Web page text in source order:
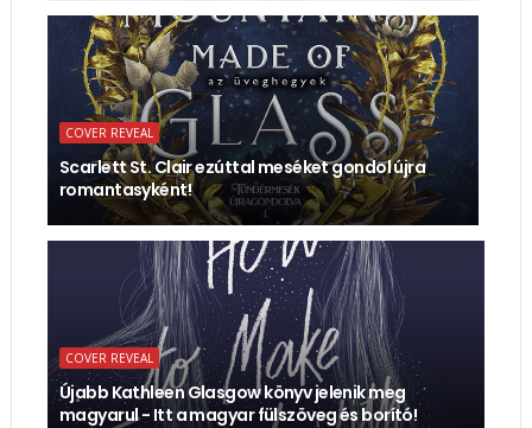
COVER REVEAL
Scarlett St. Clair ezúttal meséket gondol újra
romantasyként!
COVER REVEAL
Újabb Kathleen Glasgow könyv jelenik meg
magyarul - Itt a magyar fülszöveg és borító!